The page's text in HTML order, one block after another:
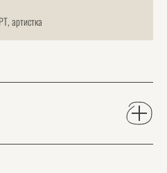
артистка